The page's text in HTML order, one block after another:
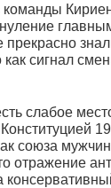
сигнал
слабое
союза
отражение